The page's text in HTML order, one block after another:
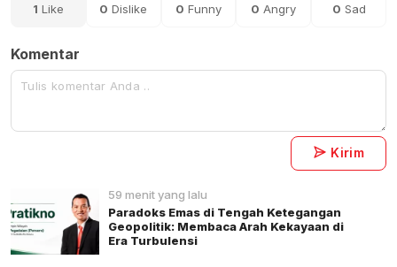
1 Like 0 Dislike 0 Funny 0 Angry 0 Sad
Komentar
Kirim
59 menit yang lalu
Paradoks Emas di Tengah Ketegangan
Geopolitik: Membaca Arah Kekayaan di
Era Turbulensi